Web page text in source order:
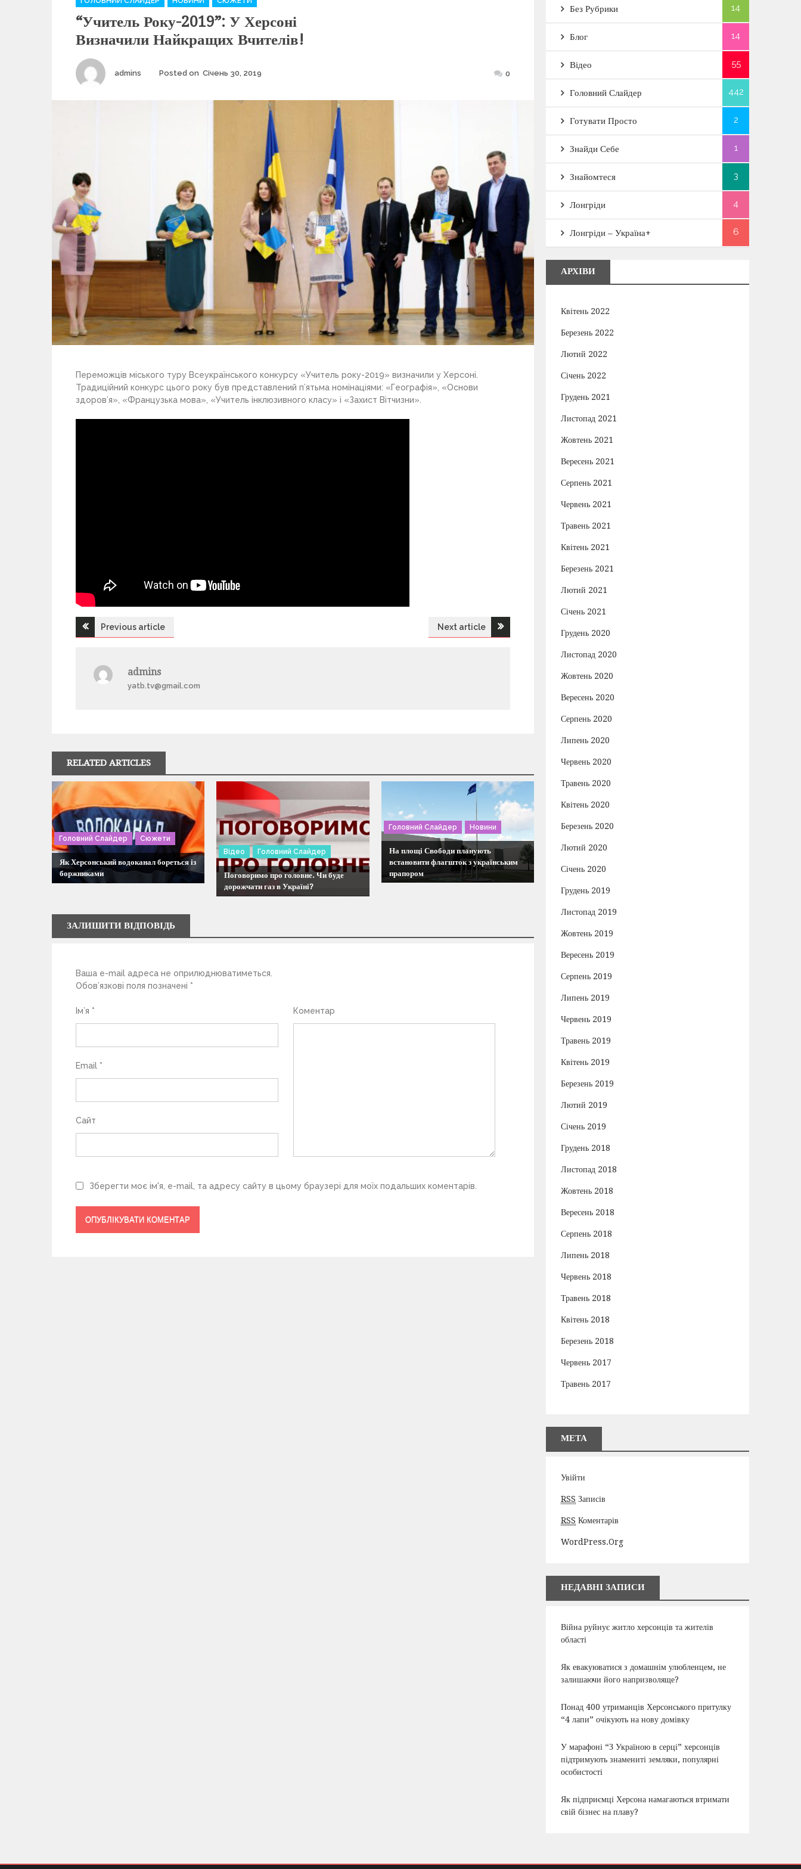
a
t
e
g
o
r
“Учитель Року-2019”: У Херсоні
Визначили Найкращих Вчителів!
Author
admins Posted on Січень 30, 2019 0
Переможців міського туру Всеукраїнського конкурсу «Учитель року-2019» визначили у Херсоні.
Традиційний конкурс цього року був представлений п’ятьма номінаціями: «Географія», «Основи
здоров’я», «Французька мова», «Учитель інклюзивного класу» і «Захист Вітчизни».
Н
г
а
ц
і
я
а
и
с
і
в
Previous article Next article
admins
yatb.tv@gmail.com
RELATED ARTICLES
Головний Слайдер Сюжети
Як Херсонський водоканал бореться із
боржниками
Відео Головний Слайдер
Поговоримо про головне. Чи буде
дорожчати газ в Україні?
Головний Слайдер Новини
На площі Свободи планують
встановити флагшток з українським
прапором
ЗАЛИШИТИ ВІДПОВІДЬ
Ваша e-mail адреса не оприлюднюватиметься.
Обов’язкові поля позначені *
Коментар
Ім’я *
Email *
Сайт
Зберегти моє ім'я, e-mail, та адресу сайту в цьому браузері для моїх подальших коментарів.
Без Рубрики 14
Блог 14
Відео 55
Головний Слайдер 442
Готувати Просто 2
Знайди Себе 1
Знайомтеся 3
Лонгріди 4
Лонгріди – Україна+ 6
АРХІВИ
Квітень 2022
Березень 2022
Лютий 2022
Січень 2022
Грудень 2021
Листопад 2021
Жовтень 2021
Вересень 2021
Серпень 2021
Червень 2021
Травень 2021
Квітень 2021
Березень 2021
Лютий 2021
Січень 2021
Грудень 2020
Листопад 2020
Жовтень 2020
Вересень 2020
Серпень 2020
Липень 2020
Червень 2020
Травень 2020
Квітень 2020
Березень 2020
Лютий 2020
Січень 2020
Грудень 2019
Листопад 2019
Жовтень 2019
Вересень 2019
Серпень 2019
Липень 2019
Червень 2019
Травень 2019
Квітень 2019
Березень 2019
Лютий 2019
Січень 2019
Грудень 2018
Листопад 2018
Жовтень 2018
Вересень 2018
Серпень 2018
Липень 2018
Червень 2018
Травень 2018
Квітень 2018
Березень 2018
Червень 2017
Травень 2017
МЕТА
Увійти
RSS Записів
RSS Коментарів
WordPress.org
НЕДАВНІ ЗАПИСИ
Війна руйнує житло херсонців та жителів
області
Як евакуюватися з домашнім улюбленцем, не
залишаючи його напризволяще?
Понад 400 утриманців Херсонського притулку
“4 лапи” очікують на нову домівку
У марафоні “З Україною в серці” херсонців
підтримують знамениті земляки, популярні
особистості
Як підприємці Херсона намагаються втримати
свій бізнес на плаву?